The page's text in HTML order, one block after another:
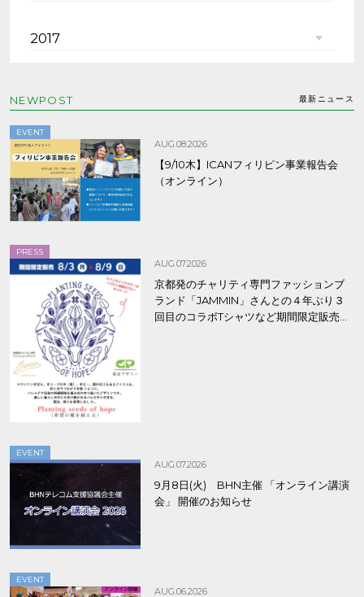
2017
NEWPOST 最新ニュース
EVENT
AUG.08.2026
【9/10木】ICANフィリピン事業報告会
（オンライン）
PRESS
AUG.07.2026
京都発のチャリティ専門ファッションブ
ランド「JAMMIN」さんとの４年ぶり３
回目のコラボTシャツなど期間限定販売、
EVENT
AUG.07.2026
9月8日(火) BHN主催 「オンライン講演
会」 開催のお知らせ
EVENT
AUG.06.2026